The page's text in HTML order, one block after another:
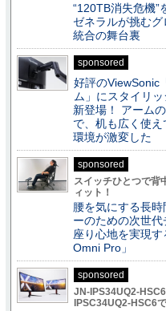
“120TB消失危機”
ゼネラルが挑む
統合の舞台裏
sponsored
好評のViewSonic
ム」にスタイリ
新登場！ アーム
で、机も広く使
環境が激変した
sponsored
スイッチひとつで背
ィット！
腰を気にする長
ーのための次世
座り心地を実現
Omni Pro」
sponsored
JN-IPS34UQ2-
IPSC34UQ2-HSC6